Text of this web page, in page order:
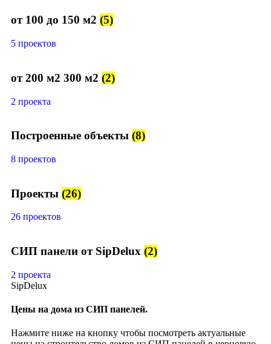
от 100 до 150 м2 (5)
5 проектов
от 200 м2 300 м2 (2)
2 проекта
Построенные объекты (8)
8 проектов
Проекты (26)
26 проектов
СИП панели от SipDelux (2)
2 проекта
SipDelux
Цены на дома из СИП панелей.
Нажмите ниже на кнопку чтобы посмотреть актуальные